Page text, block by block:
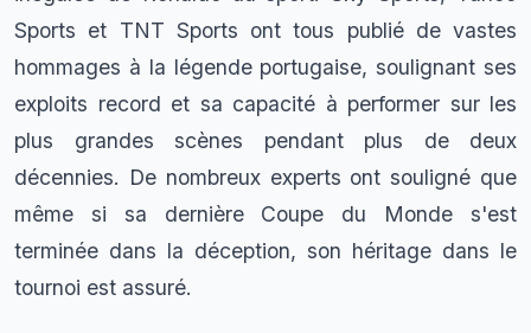
Sports et TNT Sports ont tous publié de vastes
hommages à la légende portugaise, soulignant ses
exploits record et sa capacité à performer sur les
plus grandes scènes pendant plus de deux
décennies. De nombreux experts ont souligné que
même si sa dernière Coupe du Monde s'est
terminée dans la déception, son héritage dans le
tournoi est assuré.